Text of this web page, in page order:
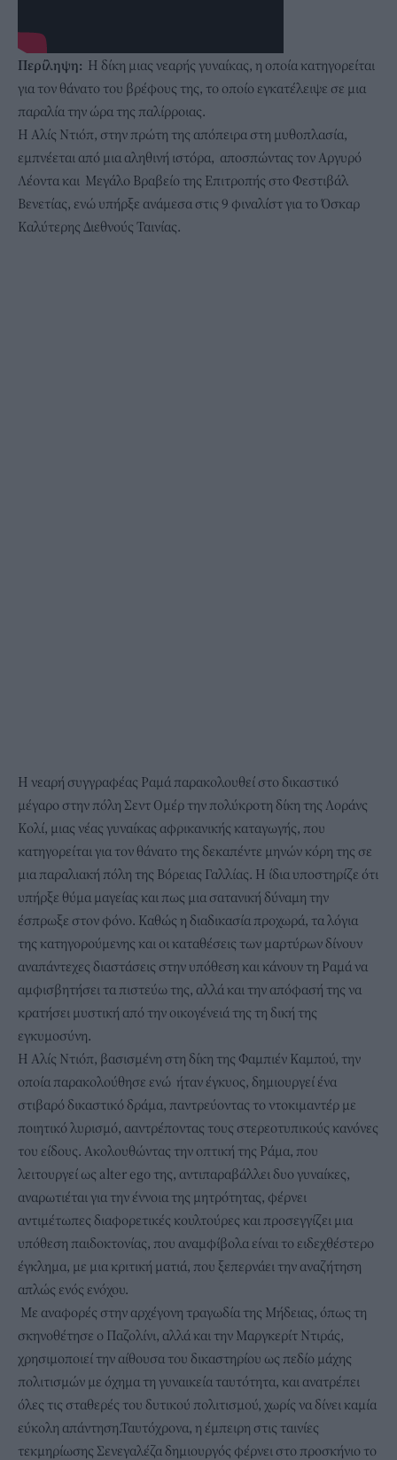
Περίληψη: Η δίκη μιας νεαρής γυναίκας, η οποία κατηγορείται
για τον θάνατο του βρέφους της, το οποίο εγκατέλειψε σε μια
παραλία την ώρα της παλίρροιας.
Η Αλίς Ντιόπ, στην πρώτη της απόπειρα στη μυθοπλασία,
εμπνέεται από μια αληθινή ιστόρα, αποσπώντας τον Αργυρό
Λέοντα και Μεγάλο Βραβείο της Επιτροπής στο Φεστιβάλ
Βενετίας, ενώ υπήρξε ανάμεσα στις 9 φιναλίστ για το Όσκαρ
Καλύτερης Διεθνούς Ταινίας.
Η νεαρή συγγραφέας Ραμά παρακολουθεί στο δικαστικό
μέγαρο στην πόλη Σεντ Ομέρ την πολύκροτη δίκη της Λοράνς
Κολί, μιας νέας γυναίκας αφρικανικής καταγωγής, που
κατηγορείται για τον θάνατο της δεκαπέντε μηνών κόρη της σε
μια παραλιακή πόλη της Βόρειας Γαλλίας. Η ίδια υποστηρίζε ότι
υπήρξε θύμα μαγείας και πως μια σατανική δύναμη την
έσπρωξε στον φόνο. Καθώς η διαδικασία προχωρά, τα λόγια
της κατηγορούμενης και οι καταθέσεις των μαρτύρων δίνουν
αναπάντεχες διαστάσεις στην υπόθεση και κάνουν τη Ραμά να
αμφισβητήσει τα πιστεύω της, αλλά και την απόφασή της να
κρατήσει μυστική από την οικογένειά της τη δική της
εγκυμοσύνη.
Η Αλίς Ντιόπ, βασισμένη στη δίκη της Φαμπιέν Καμπού, την
οποία παρακολούθησε ενώ ήταν έγκυος, δημιουργεί ένα
στιβαρό δικαστικό δράμα, παντρεύοντας το ντοκιμαντέρ με
ποιητικό λυρισμό, ααντρέποντας τους στερεοτυπικούς κανόνες
του είδους. Ακολουθώντας την οπτική της Ράμα, που
λειτουργεί ως alter ego της, αντιπαραβάλλει δυο γυναίκες,
αναρωτιέται για την έννοια της μητρότητας, φέρνει
αντιμέτωπες διαφορετικές κουλτούρες και προσεγγίζει μια
υπόθεση παιδοκτονίας, που αναμφίβολα είναι το ειδεχθέστερο
έγκλημα, με μια κριτική ματιά, που ξεπερνάει την αναζήτηση
απλώς ενός ενόχου.
Με αναφορές στην αρχέγονη τραγωδία της Μήδειας, όπως τη
σκηνοθέτησε ο Παζολίνι, αλλά και την Μαργκερίτ Ντιράς,
χρησιμοποιεί την αίθουσα του δικαστηρίου ως πεδίο μάχης
πολιτισμών με όχημα τη γυναικεία ταυτότητα, και ανατρέπει
όλες τις σταθερές του δυτικού πολιτισμού, χωρίς να δίνει καμία
εύκολη απάντηση.Ταυτόχρονα, η έμπειρη στις ταινίες
τεκμηρίωσης Σενεγαλέζα δημιουργός φέρνει στο προσκήνιο το